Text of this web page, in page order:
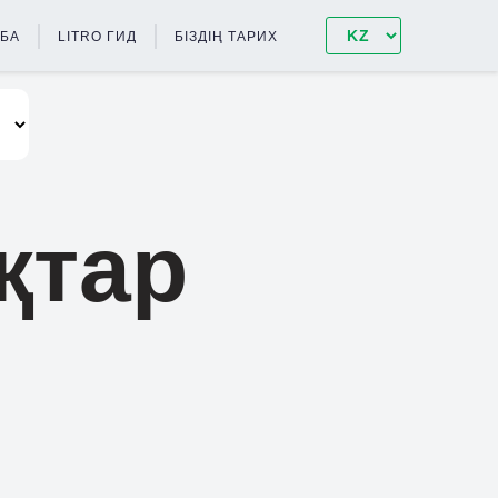
LITRO ГИД БІЗДІҢ ТАРИХ